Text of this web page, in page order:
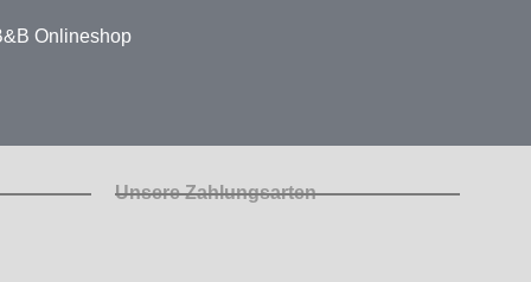
Onlineshop
Unsere Zahlungsarten